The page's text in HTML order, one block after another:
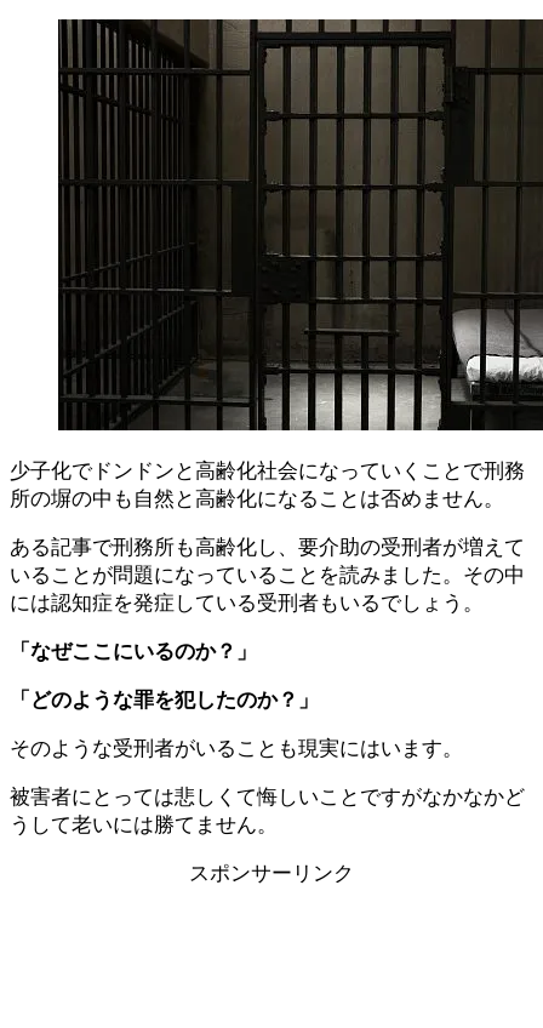
少子化でドンドンと高齢化社会になっていくことで刑務
所の塀の中も自然と高齢化になることは否めません。
ある記事で刑務所も高齢化し、要介助の受刑者が増えて
いることが問題になっていることを読みました。その中
には認知症を発症している受刑者もいるでしょう。
「なぜここにいるのか？」
「どのような罪を犯したのか？」
そのような受刑者がいることも現実にはいます。
被害者にとっては悲しくて悔しいことですがなかなかど
うして老いには勝てません。
スポンサーリンク